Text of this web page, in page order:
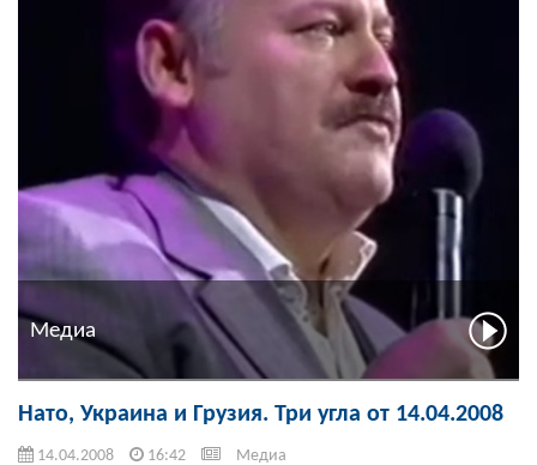
Медиа
Нато, Украина и Грузия. Три угла от 14.04.2008
14.04.2008 16:42 Медиа